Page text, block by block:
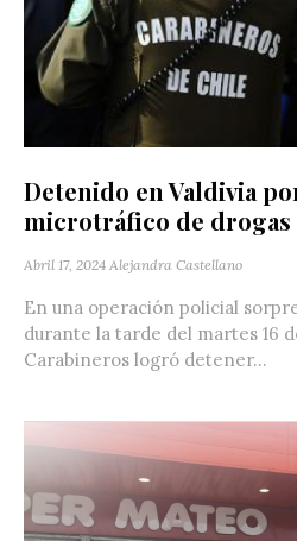
Detenido en Valdivia
microtráfico de drogas
Abril 17, 2024 Alejandra Castellano
En una operación policial
durante la tarde del martes 16
Carabineros logró detener...